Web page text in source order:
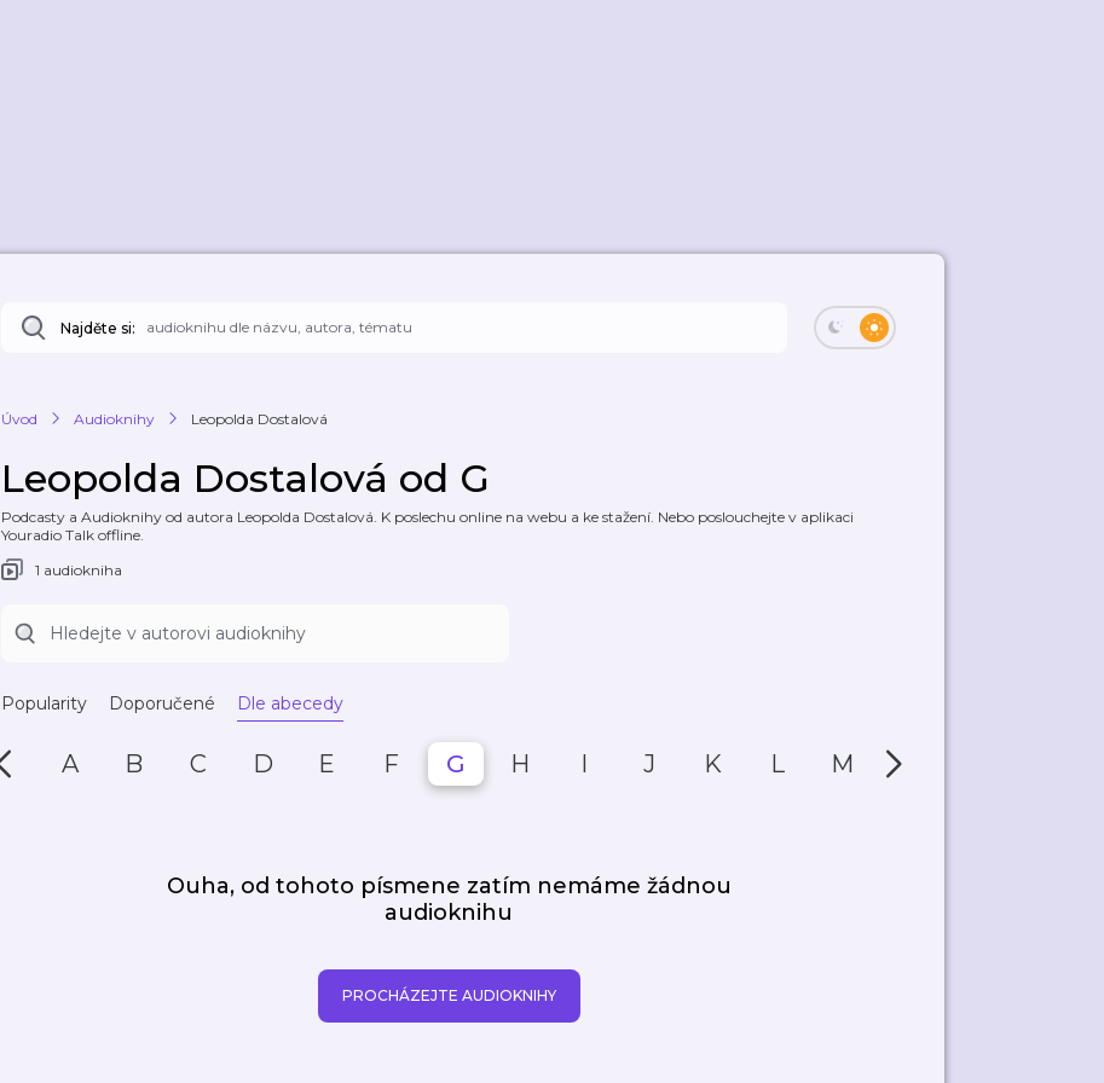
Najděte si:
Úvod Audioknihy Leopolda Dostalová
Leopolda Dostalová od G
Podcasty a Audioknihy od autora Leopolda Dostalová. K poslechu online na webu a ke stažení. Nebo poslouchejte v aplikaci
Youradio Talk offline.
1 audiokniha
Popularity Doporučené Dle abecedy
A B C D E F G H I J K L M N
Ouha, od tohoto písmene zatím nemáme žádnou
audioknihu
PROCHÁZEJTE AUDIOKNIHY